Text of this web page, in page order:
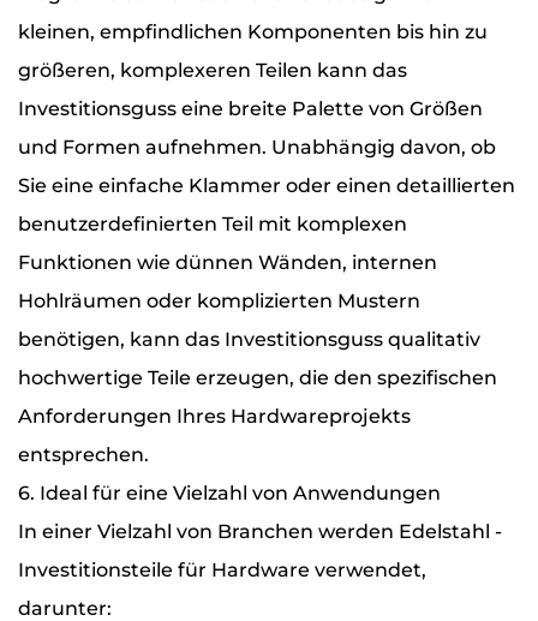
kleinen, empfindlichen Komponenten bis hin zu
größeren, komplexeren Teilen kann das
Investitionsguss eine breite Palette von Größen
und Formen aufnehmen. Unabhängig davon, ob
Sie eine einfache Klammer oder einen detaillierten
benutzerdefinierten Teil mit komplexen
Funktionen wie dünnen Wänden, internen
Hohlräumen oder komplizierten Mustern
benötigen, kann das Investitionsguss qualitativ
hochwertige Teile erzeugen, die den spezifischen
Anforderungen Ihres Hardwareprojekts
entsprechen.
6. Ideal für eine Vielzahl von Anwendungen
In einer Vielzahl von Branchen werden Edelstahl -
Investitionsteile für Hardware verwendet,
darunter: